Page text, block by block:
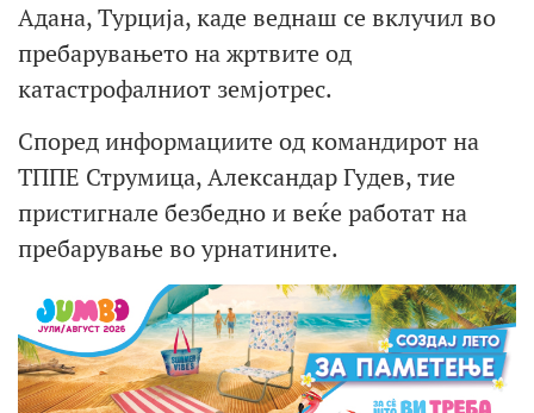
Адана, Турција, каде веднаш се вклучил во
пребарувањето на жртвите од
катастрофалниот земјотрес.
Според информациите од командирот на
ТППЕ Струмица, Александар Гудев, тие
пристигнале безбедно и веќе работат на
пребарување во урнатините.